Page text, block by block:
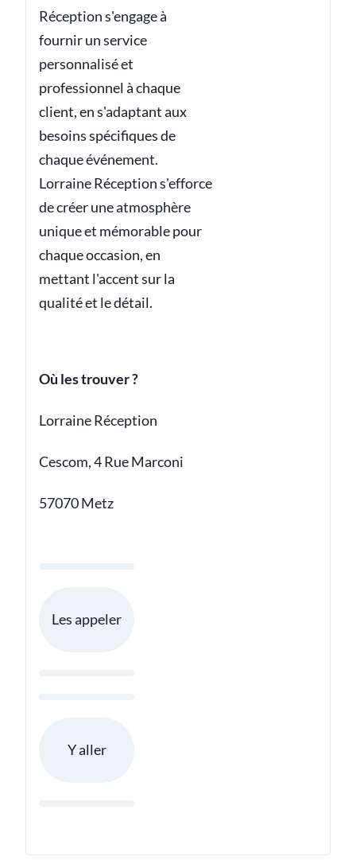
Réception s'engage à
fournir un service
personnalisé et
professionnel à chaque
client, en s'adaptant aux
besoins spécifiques de
chaque événement.
Lorraine Réception s'efforce
de créer une atmosphère
unique et mémorable pour
chaque occasion, en
mettant l'accent sur la
qualité et le détail.
Où les trouver ?
Lorraine Réception
Cescom, 4 Rue Marconi
57070 Metz
Les appeler
Y aller